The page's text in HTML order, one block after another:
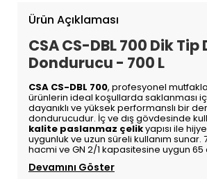
Ürün Açıklaması
CSA CS-DBL 700 Dik Tip
Dondurucu - 700 L
CSA CS-DBL 700, profesyonel
ürünlerin ideal koşullarda saklanması
dayanıklı ve yüksek performanslı bir
dondurucudur. İç ve dış gövdesinde
kalite paslanmaz çelikyapısı ile
uygunluk ve uzun süreli kullanım sunar.
hacmi ve GN 2/1 kapasitesine uygun
Devamını Göster